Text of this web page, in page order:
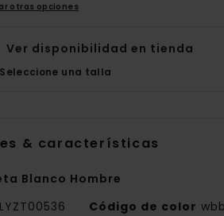
otras opciones
Ver disponibilidad en tienda
Seleccione una talla
& características
Blanco Hombre
Código de color